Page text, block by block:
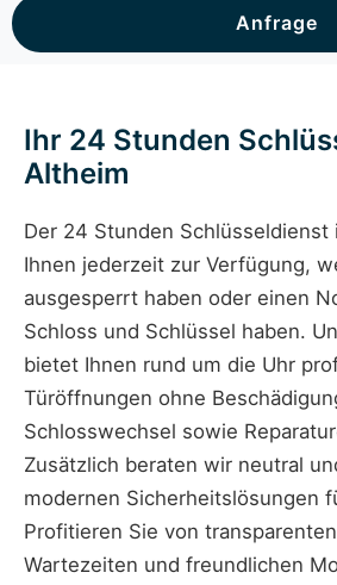
Anfrage
Ihr 24 Stunden
Altheim
Der 24 Stunden
Ihnen jederzeit zur Verfügung,
ausgesperrt haben oder einen
Schloss und Schlüssel haben.
bietet Ihnen rund um die Uhr
Türöffnungen ohne
Schlosswechsel sowie
Zusätzlich beraten wir neutral
modernen Sicherheitslösungen
Profitieren Sie von
Wartezeiten und freundlichen